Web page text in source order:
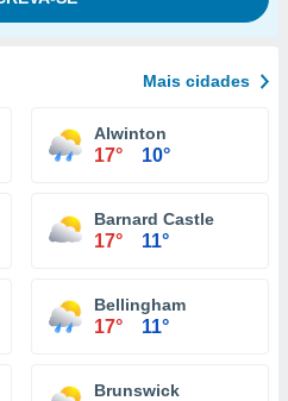
Mais cidades
Alwinton
17° 10°
Barnard Castle
17° 11°
Bellingham
17° 11°
Brunswick